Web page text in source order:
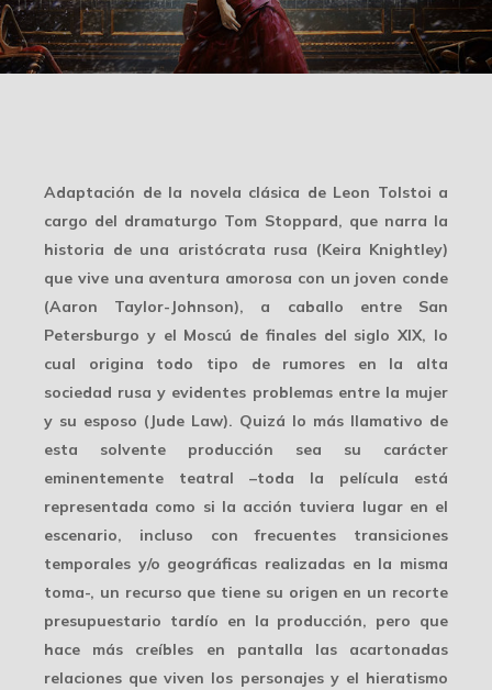
Adaptación de la novela clásica de Leon Tolstoi a
cargo del dramaturgo Tom Stoppard, que narra la
historia de una aristócrata rusa (Keira Knightley)
que vive una aventura amorosa con un joven conde
(Aaron Taylor-Johnson), a caballo entre San
Petersburgo y el Moscú de finales del siglo XIX, lo
cual origina todo tipo de rumores en la alta
sociedad rusa y evidentes problemas entre la mujer
y su esposo (Jude Law). Quizá lo más llamativo de
esta solvente producción sea su carácter
eminentemente teatral –toda la película está
representada como si la acción tuviera lugar en el
escenario, incluso con frecuentes transiciones
temporales y/o geográficas realizadas en la misma
toma-, un recurso que tiene su origen en un recorte
presupuestario tardío en la producción, pero que
hace más creíbles en pantalla las acartonadas
relaciones que viven los personajes y el hieratismo